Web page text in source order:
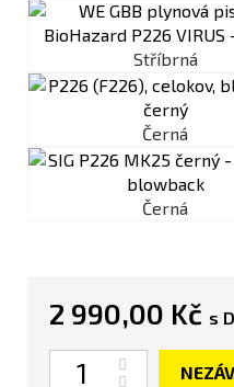
Stříbrná
Černá
Černá
2 990,00 Kč s
Počet